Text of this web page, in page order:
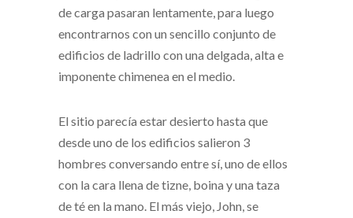
de carga pasaran lentamente, para luego
encontrarnos con un sencillo conjunto de
edificios de ladrillo con una delgada, alta e
imponente chimenea en el medio.
El sitio parecía estar desierto hasta que
desde uno de los edificios salieron 3
hombres conversando entre sí, uno de ellos
con la cara llena de tizne, boina y una taza
de té en la mano. El más viejo, John, se